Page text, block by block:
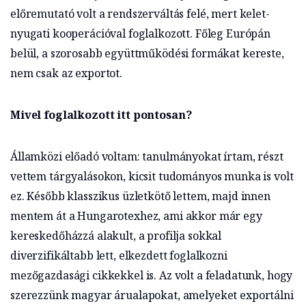
előremutató volt a rendszerváltás felé, mert kelet-
nyugati kooperációval foglalkozott. Főleg Európán
belül, a szorosabb együttműködési formákat kereste,
nem csak az exportot.
Mivel foglalkozott itt pontosan?
Államközi előadó voltam: tanulmányokat írtam, részt
vettem tárgyalásokon, kicsit tudományos munka is volt
ez. Később klasszikus üzletkötő lettem, majd innen
mentem át a Hungarotexhez, ami akkor már egy
kereskedőházzá alakult, a profilja sokkal
diverzifikáltabb lett, elkezdett foglalkozni
mezőgazdasági cikkekkel is. Az volt a feladatunk, hogy
szerezzünk magyar árualapokat, amelyeket exportálni